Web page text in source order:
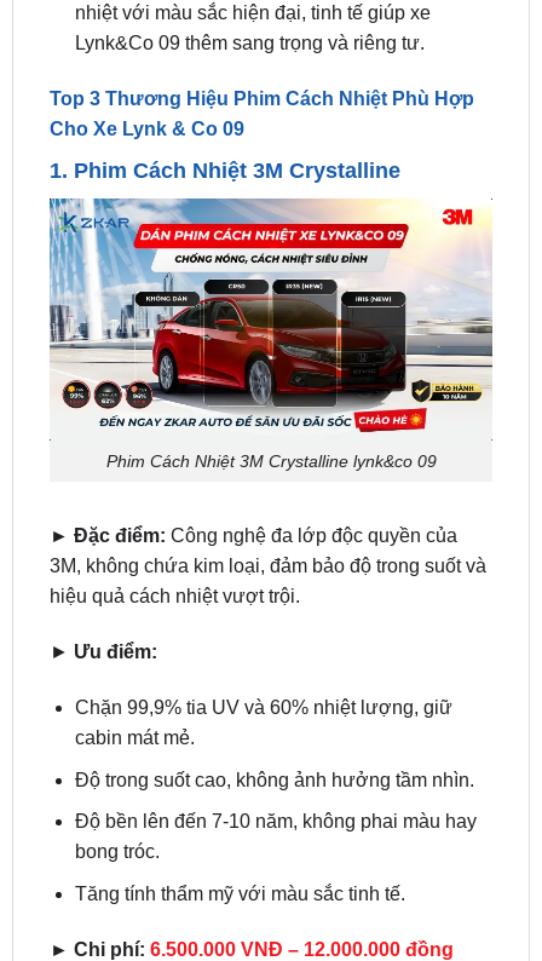
nhiệt với màu sắc hiện đại, tinh tế giúp xe
Lynk&Co 09 thêm sang trọng và riêng tư.
Top 3 Thương Hiệu Phim Cách Nhiệt Phù Hợp
Cho Xe Lynk & Co 09
1. Phim Cách Nhiệt 3M Crystalline
Phim Cách Nhiệt 3M Crystalline lynk&co 09
► Đặc điểm: Công nghệ đa lớp độc quyền của
3M, không chứa kim loại, đảm bảo độ trong suốt và
hiệu quả cách nhiệt vượt trội.
► Ưu điểm:
Chặn 99,9% tia UV và 60% nhiệt lượng, giữ
cabin mát mẻ.
Độ trong suốt cao, không ảnh hưởng tầm nhìn.
Độ bền lên đến 7-10 năm, không phai màu hay
bong tróc.
Tăng tính thẩm mỹ với màu sắc tinh tế.
► Chi phí: 6.500.000 VNĐ – 12.000.000 đồng